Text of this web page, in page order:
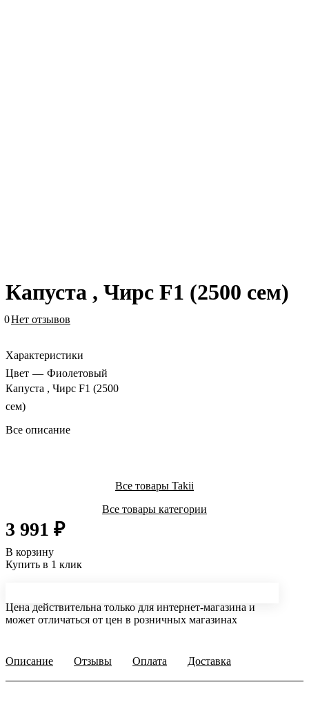
Капуста , Чирс F1 (2500 сем)
0Нет отзывов
Характеристики
Цвет — Фиолетовый
Капуста , Чирс F1 (2500
сем)
Все описание
Все товары Takii
Все товары категории
3 991 ₽
В корзину
Купить в 1 клик
Цена действительна только для интернет-магазина и
может отличаться от цен в розничных магазинах
Описание Отзывы Оплата Доставка